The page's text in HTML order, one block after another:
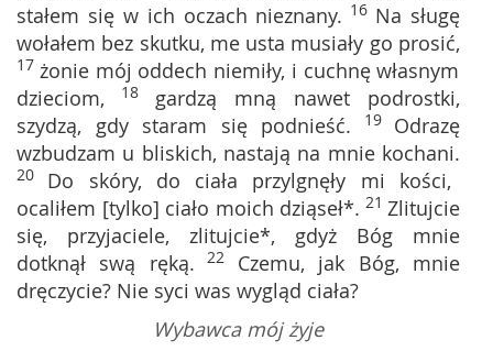
stałem się w ich oczach nieznany. 16 Na sługę
wołałem bez skutku, me usta musiały go prosić,
17 żonie mój oddech niemiły, i cuchnę własnym
dzieciom, 18 gardzą mną nawet podrostki,
szydzą, gdy staram się podnieść. 19 Odrazę
wzbudzam u bliskich, nastają na mnie kochani.
20 Do skóry, do ciała przylgnęły mi kości,
ocaliłem [tylko] ciało moich dziąseł*. 21 Zlitujcie
się, przyjaciele, zlitujcie*, gdyż Bóg mnie
dotknął swą ręką. 22 Czemu, jak Bóg, mnie
dręczycie? Nie syci was wygląd ciała?
Wybawca mój żyje